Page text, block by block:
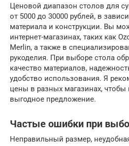
Ценовой диапазон столов для
от 5000 до 30000 рублей, в
материала и конструкции. Вы
интернет-магазинах, таких как
Merlin, а также в
рукоделия. При выборе стола
качество материалов,
удобство использования. Я
цены в разных магазинах, чтобы
выгодное предложение.
Частые ошибки при
Неправильный размер,